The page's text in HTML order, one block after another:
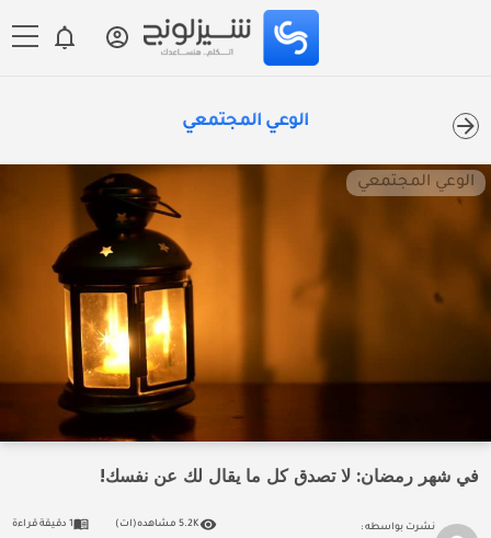
الوعي المجتمعي
الوعي المجتمعي
في شهر رمضان: لا تصدق كل ما يقال لك عن نفسك!
نشرت بواسطه :
5.2K مشاهده(ات) 1 دقيقة قراءة